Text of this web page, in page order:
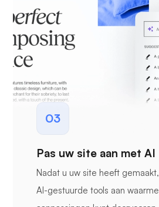
03
Pas uw site aan met AI
Nadat u uw site heeft
AI-gestuurde tools aan